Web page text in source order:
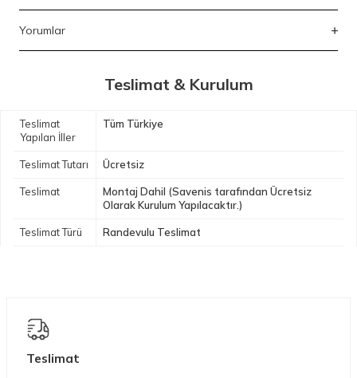
Yorumlar
Teslimat & Kurulum
Teslimat
Yapılan İller
Tüm Türkiye
Teslimat Tutarı Ücretsiz
Teslimat
Montaj Dahil (Savenis tarafından Ücretsiz
Olarak Kurulum Yapılacaktır.)
Teslimat Türü Randevulu Teslimat
Teslimat